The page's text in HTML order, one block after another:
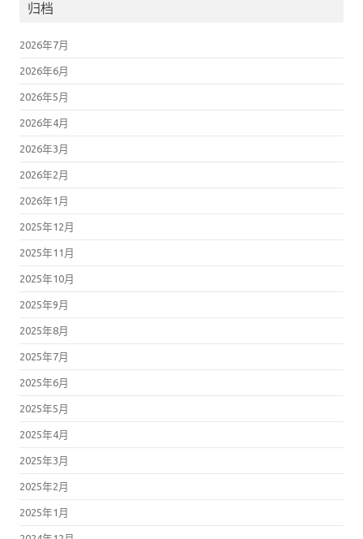
归档
2026年7月
2026年6月
2026年5月
2026年4月
2026年3月
2026年2月
2026年1月
2025年12月
2025年11月
2025年10月
2025年9月
2025年8月
2025年7月
2025年6月
2025年5月
2025年4月
2025年3月
2025年2月
2025年1月